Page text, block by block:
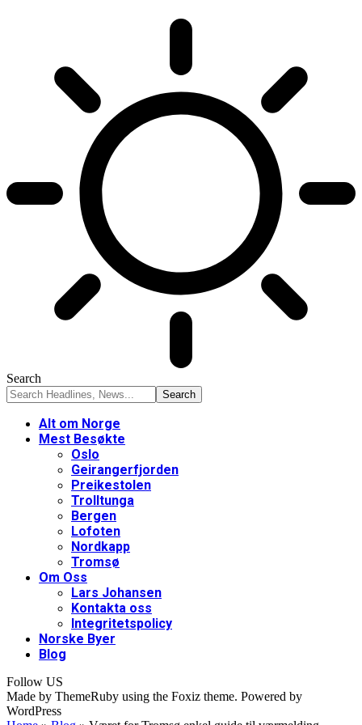
Search
Alt om Norge
Mest Besøkte
Oslo
Geirangerfjorden
Preikestolen
Trolltunga
Bergen
Lofoten
Nordkapp
Tromsø
Om Oss
Lars Johansen
Kontakta oss
Integritetspolicy
Norske Byer
Blog
Follow US
Made by ThemeRuby using the Foxiz theme. Powered by
WordPress